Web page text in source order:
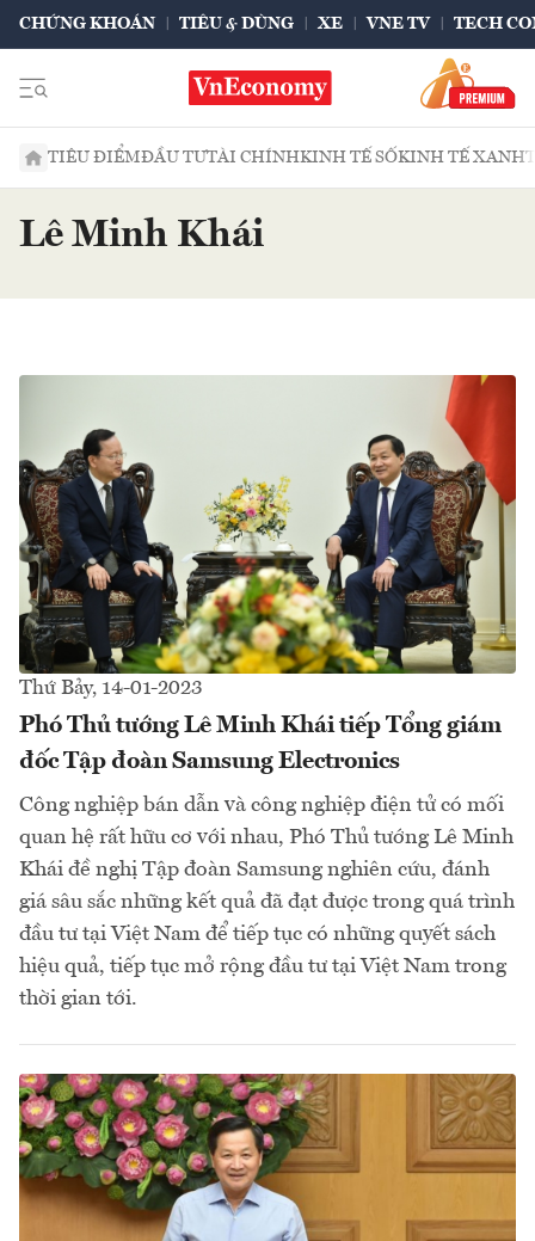
CHỨNG KHOÁN TIÊU & DÙNG XE VNE TV TECH
TIÊU ĐIỂMĐẦU TƯTÀI CHÍNHKINH TẾ SỐKINH TẾ XANH
Lê Minh Khái
Thứ Bảy, 14-01-2023
Phó Thủ tướng Lê Minh Khái tiếp Tổng giám
đốc Tập đoàn Samsung Electronics
Công nghiệp bán dẫn và công nghiệp điện tử có mối
quan hệ rất hữu cơ với nhau, Phó Thủ tướng Lê Minh
Khái đề nghị Tập đoàn Samsung nghiên cứu, đánh
giá sâu sắc những kết quả đã đạt được trong quá trình
đầu tư tại Việt Nam để tiếp tục có những quyết sách
hiệu quả, tiếp tục mở rộng đầu tư tại Việt Nam trong
thời gian tới.